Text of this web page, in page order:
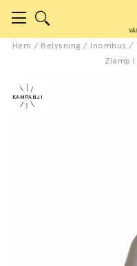
Hem / Belysning / Inomhus /
Zlamp